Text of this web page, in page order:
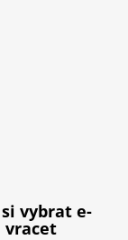
vybrat e-
vracet